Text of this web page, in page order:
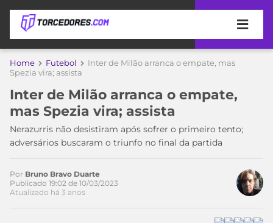
APOSTAS
DE
APOSTA
MELHORES
SITES
DE
APOSTAS
2026
COPA
DO
MUNDO
TIMES
MEU
CAMPEONATOS
Home Futebol
Inter de Milão arranca o empate, mas
Spezia vira; assista
Inter de Milão arranca o empate,
mas Spezia vira; assista
Nerazurris não desistiram após sofrer o primeiro tento;
adversários buscaram o triunfo no final da partida
Por Bruno Bravo Duarte
Publicado 19:02 de 10/03/2023
Atualizado há 3 anos